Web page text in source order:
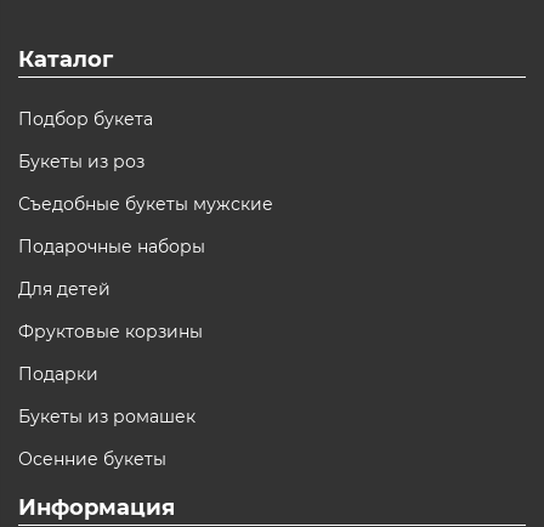
Каталог
Подбор букета
Букеты из роз
Съедобные букеты мужские
Подарочные наборы
Для детей
Фруктовые корзины
Подарки
Букеты из ромашек
Осенние букеты
Информация